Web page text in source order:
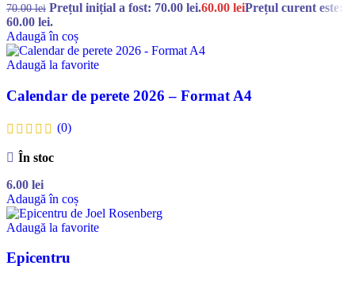
70.00lei Prețul inițial a fost: 70.00 lei.60.00 leiPrețul curent este:
60.00 lei.
Adaugă în coș
Adaugă la favorite
Calendar de perete 2026 – Format A4
(0)
În stoc
6.00 lei
Adaugă în coș
Adaugă la favorite
Epicentru